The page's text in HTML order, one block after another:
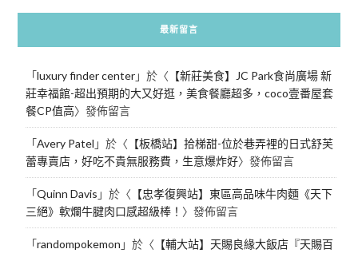
最新留言
「luxury finder center」於〈 【新莊美食】JC Park食尚廣場 新
莊幸福館-超出預期的大又好逛，美食餐廳超多，coco壹番屋套
餐CP值高〉發佈留言
「Avery Patel 」於〈 【板橋站】拾梯甜-位於巷弄裡的日式舒芙
蕾專賣店，好吃不貴無服務費，生意爆炸好〉發佈留言
「Quinn Davis 」於〈 【忠孝復興站】東區高品味牛肉麵《天下
三絕》軟爛牛腱肉口感超級棒！ 〉發佈留言
「randompokemon 」於〈 【輔大站】天賜良緣大飯店『天賜百